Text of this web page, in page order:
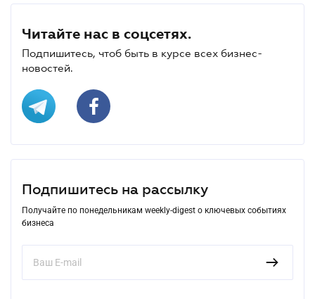
Читайте нас в соцсетях.
Подпишитесь, чтоб быть в курсе всех бизнес-
новостей.
Подпишитесь на рассылку
Получайте по понедельникам weekly-digest о ключевых событиях
бизнеса